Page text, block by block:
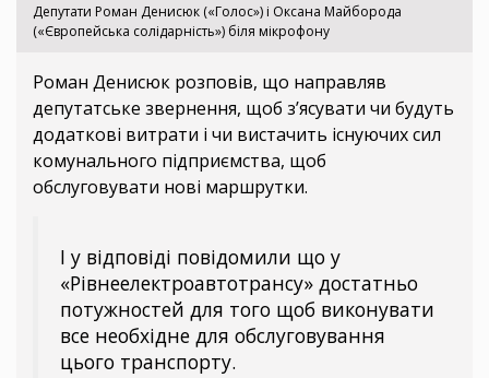
Депутати Роман Денисюк («Голос») і Оксана Майборода
(«Європейська солідарність») біля мікрофону
Роман Денисюк розповів, що направляв
депутатське звернення, щоб з’ясувати чи будуть
додаткові витрати і чи вистачить існуючих сил
комунального підприємства, щоб
обслуговувати нові маршрутки.
І у відповіді повідомили що у
«Рівнеелектроавтотрансу» достатньо
потужностей для того щоб виконувати
все необхідне для обслуговування
цього транспорту.